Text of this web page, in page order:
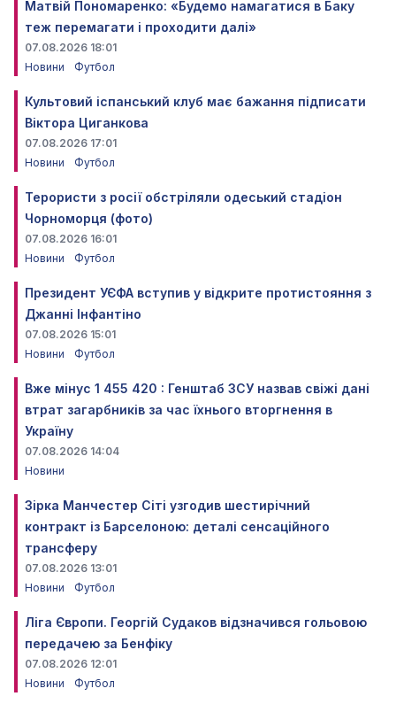
Матвій Пономаренко: «Будемо намагатися в Баку
теж перемагати і проходити далі»
07.08.2026 18:01
Новини
Футбол
Культовий іспанський клуб має бажання підписати
Віктора Циганкова
07.08.2026 17:01
Новини
Футбол
Терористи з росії обстріляли одеський стадіон
Чорноморця (фото)
07.08.2026 16:01
Новини
Футбол
Президент УЄФА вступив у відкрите протистояння з
Джанні Інфантіно
07.08.2026 15:01
Новини
Футбол
Вже мінус 1 455 420 : Генштаб ЗСУ назвав свіжі дані
втрат загарбників за час їхнього вторгнення в
Україну
07.08.2026 14:04
Новини
Зірка Манчестер Сіті узгодив шестирічний
контракт із Барселоною: деталі сенсаційного
трансферу
07.08.2026 13:01
Новини
Футбол
Ліга Європи. Георгій Судаков відзначився гольовою
передачею за Бенфіку
07.08.2026 12:01
Новини
Футбол